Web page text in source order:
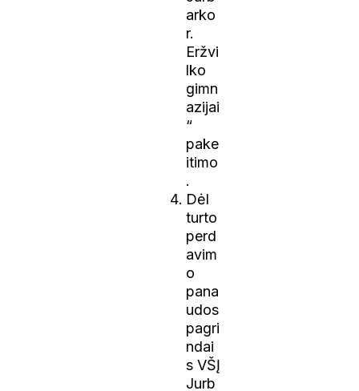
arko
r.
Eržvi
lko
gimn
azijai
“
pake
itimo
.
Dėl
turto
perd
avim
o
pana
udos
pagri
ndai
s VŠĮ
Jurb